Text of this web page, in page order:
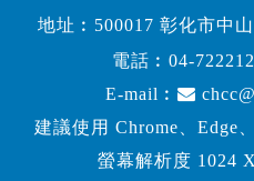
地址︰500017 彰化市中
電話︰ 04-
E-mail︰
建議使用 Chrome、Edge
螢幕解析度 1024